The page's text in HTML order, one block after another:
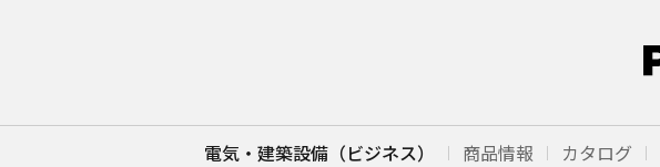
電気・建築設備（ビジネス） 商品情報 カタログ